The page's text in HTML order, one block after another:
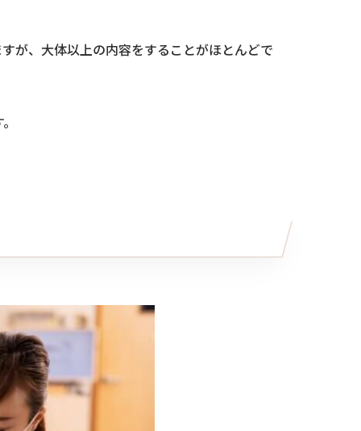
が、大体以上の内容をすることがほとんどで